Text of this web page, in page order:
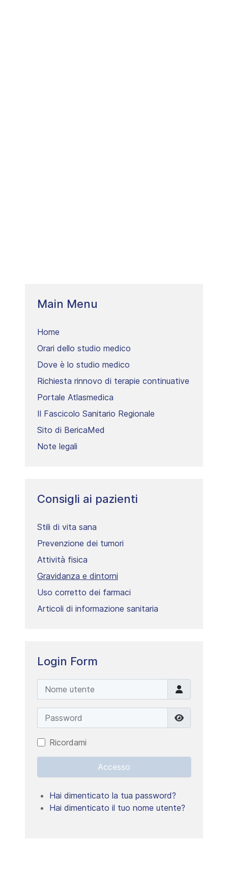
Main Menu
Home
Orari dello studio medico
Dove è lo studio medico
Richiesta rinnovo di terapie continuative
Portale Atlasmedica
Il Fascicolo Sanitario Regionale
Sito di BericaMed
Note legali
Consigli ai pazienti
Stili di vita sana
Prevenzione dei tumori
Attività fisica
Gravidanza e dintorni
Uso corretto dei farmaci
Articoli di informazione sanitaria
Login Form
Nome utente
Password
Ricordami
Accesso
Hai dimenticato la tua password?
Hai dimenticato il tuo nome utente?